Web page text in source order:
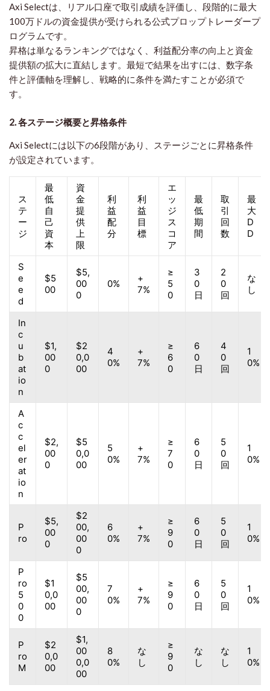
Axi Selectは、リアル口座で取引成績を評価し、段階的に最大
100万ドルの資金提供が受けられる公式プロップトレーダープ
ログラムです。
昇格は単なるランキングではなく、 利益配分率の向上 と 資金
提供額の拡大に直結します。最短で結果を出すには、数字条
件と評価軸を理解し、戦略的に条件を満たすことが必須で
す。
2. 各ステージ概要と昇格条件
Axi Selectには以下の6段階があり、ステージごとに昇格条件
が設定されています。
ス
テ
ー
ジ
最
低
自
己
資
本
資
金
提
供
上
限
利
益
配
分
利
益
目
標
エ
ッ
ジ
ス
コ
ア
最
低
期
間
取
引
回
数
最
大
D
D
S
e
e
d
$5
00
$5,
00
0
0%
+
7%
≥
5
0
3
0
日
2
0
回
な
し
In
c
u
b
at
io
n
$1,
00
0
$2
0,0
00
4
0%
+
7%
≥
6
0
6
0
日
4
0
回
1
0%
A
c
c
el
er
at
io
n
$2,
00
0
$5
0,0
00
5
0%
+
7%
≥
7
0
6
0
日
5
0
回
1
0%
P
ro
$5,
00
0
$2
00,
00
0
6
0%
+
7%
≥
9
0
6
0
日
5
0
回
1
0%
P
ro
5
0
0
$1
0,0
00
$5
00,
00
0
7
0%
+
7%
≥
9
0
6
0
日
5
0
回
1
0%
P
ro
M
$2
0,0
00
$1,
00
0,0
00
8
0%
な
し
≥
9
0
な
し
な
し
1
0%